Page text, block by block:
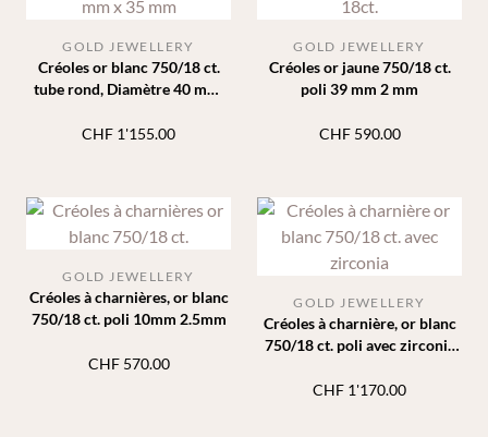
Créoles or blanc 750/18 ct.
tube rond, Diamètre 40 mm,
GOLD JEWELLERY
CHF 1'155.00
Créoles or jaune 750/18 ct.
poli 39 mm 2 mm
GOLD JEWELLERY
CHF590.00
Créoles à charnières, or blanc
750/18 ct. poli 10mm 2.5mm
GOLD JEWELLERY
CHF570.00
Créoles à charnière, or blanc
750/18 ct. poli avec zirconia
GOLD JEWELLERY
CHF 1'170.00